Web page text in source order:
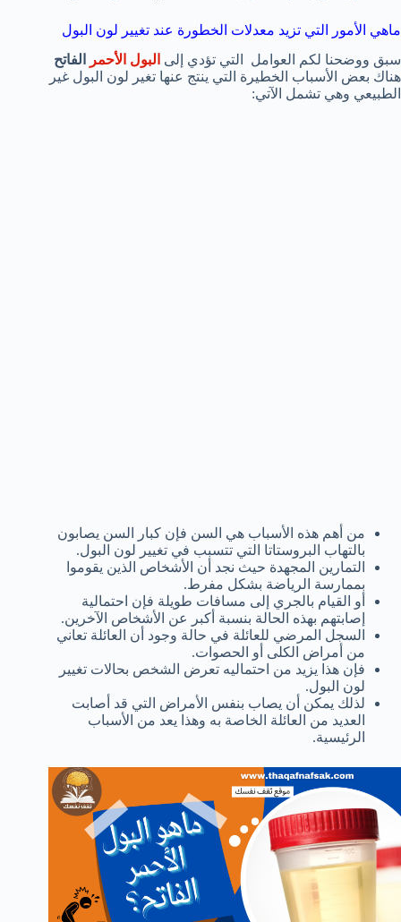
ماهي الأمور التي تزيد معدلات الخطورة عند تغيير لون البول
سبق ووضحنا لكم العوامل التي تؤدي إلى البول الأحمر
الفاتح
هناك بعض الأسباب الخطيرة التي ينتج عنها تغير لون البول غير
الطبيعي وهي تشمل الآتي:
من أهم هذه الأسباب هي السن فإن كبار السن يصابون
بالتهاب البروستاتا التي تتسبب في تغيير لون البول.
التمارين المجهدة حيث نجد أن الأشخاص الذين يقوموا
بممارسة الرياضة بشكل مفرط.
أو القيام بالجري إلى مسافات طويلة فإن احتمالية
إصابتهم بهذه الحالة بنسبة أكبر عن الأشخاص الآخرين.
السجل المرضي للعائلة في حالة وجود أن العائلة تعاني
من أمراض الكلى أو الحصوات.
فإن هذا يزيد من احتماليه تعرض الشخص بحالات تغيير
لون البول.
لذلك يمكن أن يصاب بنفس الأمراض التي قد أصابت
العديد من العائلة الخاصة به وهذا يعد من الأسباب
الرئيسية.